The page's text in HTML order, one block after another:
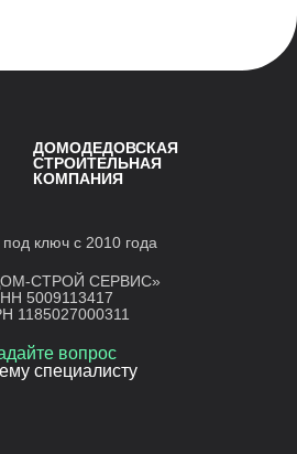
ДОМОДЕДОВСКАЯ
СТРОИТЕЛЬНАЯ
КОМПАНИЯ
ключ с 2010 года
СТРОЙ СЕРВИС»
5009113417
1185027000311
вопрос
специалисту